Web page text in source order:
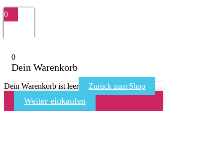
0
0
Dein Warenkorb
Dein Warenkorb ist leer Zurück zum Shop
Weiter einkaufen